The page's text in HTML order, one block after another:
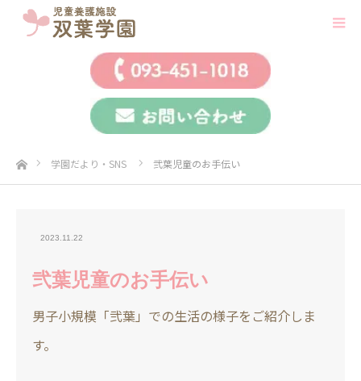
ホーム学園だより・SNS 弐葉児童のお手伝い
2023.11.22
弐葉児童のお手伝い
男子小規模「弐葉」での生活の様子をご紹介しま
す。